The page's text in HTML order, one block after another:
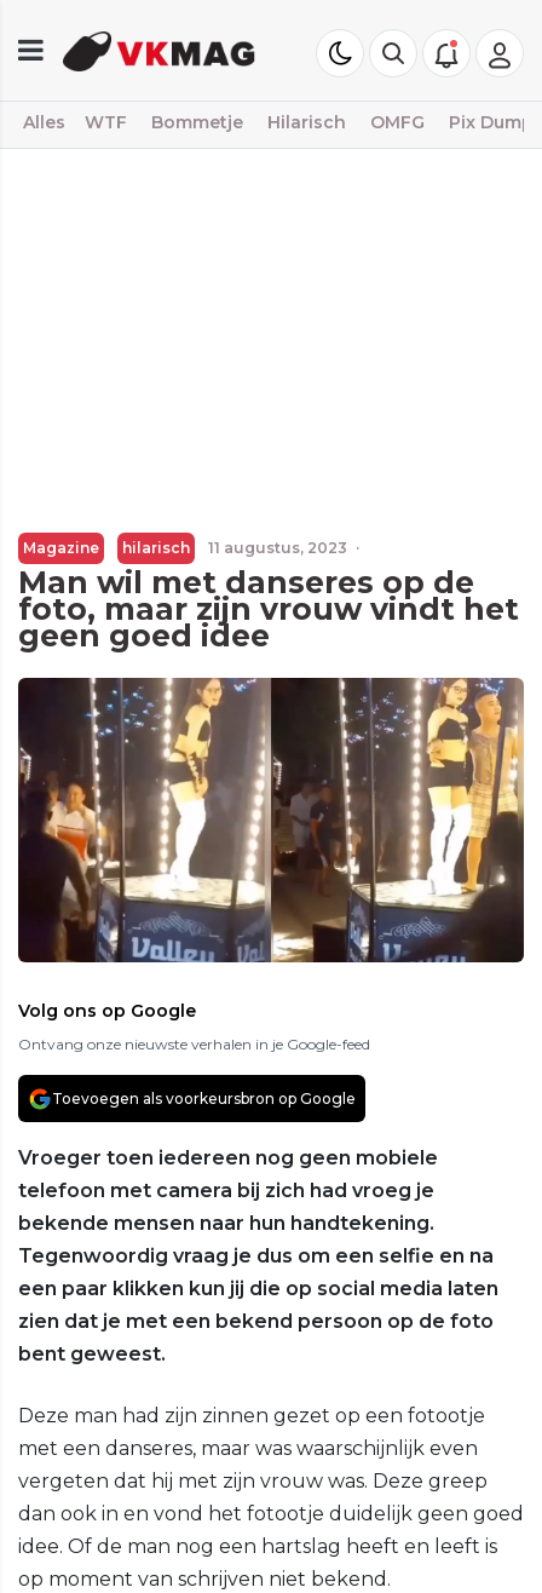
Alles WTF Bommetje Hilarisch OMFG Pix Dump
Magazine hilarisch 11 augustus, 2023 ·
Man wil met danseres op de
foto, maar zijn vrouw vindt het
geen goed idee
Volg ons op Google
Ontvang onze nieuwste verhalen in je Google-feed
Toevoegen als voorkeursbron op Google
Vroeger toen iedereen nog geen mobiele
telefoon met camera bij zich had vroeg je
bekende mensen naar hun handtekening.
Tegenwoordig vraag je dus om een selfie en na
een paar klikken kun jij die op social media laten
zien dat je met een bekend persoon op de foto
bent geweest.
Deze man had zijn zinnen gezet op een fotootje
met een danseres, maar was waarschijnlijk even
vergeten dat hij met zijn vrouw was. Deze greep
dan ook in en vond het fotootje duidelijk geen goed
idee. Of de man nog een hartslag heeft en leeft is
op moment van schrijven niet bekend.